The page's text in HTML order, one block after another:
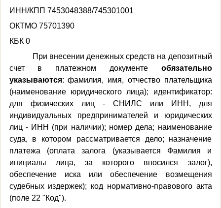
ИНН/КПП 7453048388/745301001
ОКТМО 75701390
КБК 0
При внесении денежных средств на депозитный
счет в платежном документе обязательно
указываются: фамилия, имя, отчество плательщика
(наименование юридического лица); идентификатор:
для физических лиц - СНИЛС или ИНН, для
индивидуальных предпринимателей и юридических
лиц - ИНН (при наличии); номер дела; наименование
суда, в котором рассматривается дело; назначение
платежа (оплата залога (указывается Фамилия и
инициалы лица, за которого вносился залог),
обеспечение иска или обеспечение возмещения
судебных издержек); код нормативно-правового акта
(поле 22 "Код").